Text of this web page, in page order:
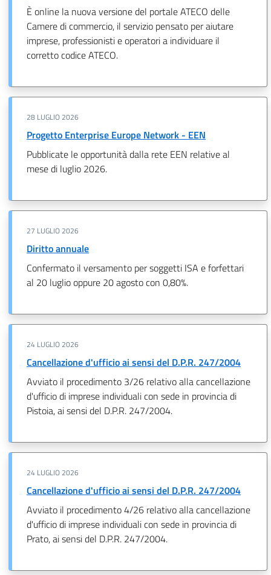
È online la nuova versione del portale ATECO delle
Camere di commercio, il servizio pensato per aiutare
imprese, professionisti e operatori a individuare il
corretto codice ATECO.
28 LUGLIO 2026
Progetto Enterprise Europe Network - EEN
Pubblicate le opportunità dalla rete EEN relative al
mese di luglio 2026.
27 LUGLIO 2026
Diritto annuale
Confermato il versamento per soggetti ISA e forfettari
al 20 luglio oppure 20 agosto con 0,80%.
24 LUGLIO 2026
Cancellazione d'ufficio ai sensi del D.P.R. 247/2004
Avviato il procedimento 3/26 relativo alla cancellazione
d'ufficio di imprese individuali con sede in provincia di
Pistoia, ai sensi del D.P.R. 247/2004.
24 LUGLIO 2026
Cancellazione d'ufficio ai sensi del D.P.R. 247/2004
Avviato il procedimento 4/26 relativo alla cancellazione
d'ufficio di imprese individuali con sede in provincia di
Prato, ai sensi del D.P.R. 247/2004.